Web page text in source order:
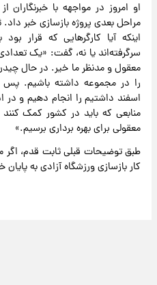
او امروز در مواجهه با خبرنگاران
مراحل بعدی پروژه بازسازی خبر
اینکه آیا کارگرهایی که قرار
سرگرفته‌اند یا نه، گفت: «یک
معقول و مدنظر ما خیر. در حال چیدن
را در مجموعه داشته باشیم. پس
اسفند داشتیم را انجام دهیم و در
منابعی که باید در کشور کمک کنند
معقولی برای بهره برداری برسیم.»
طبق توضیحات قبلی ثابت قدم، اگر
کار بازسازی ورزشگاه آزادی به